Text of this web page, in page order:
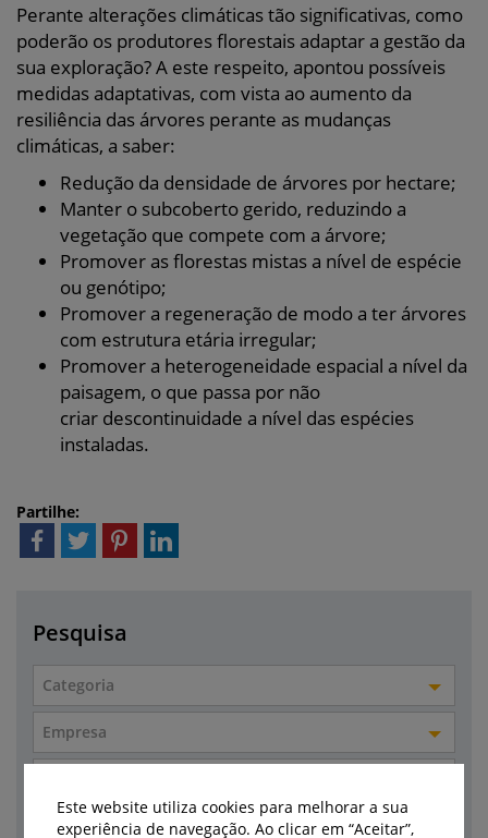
Perante alterações climáticas tão significativas, como
poderão os produtores florestais adaptar a gestão da
sua exploração? A este respeito, apontou possíveis
medidas adaptativas, com vista ao aumento da
resiliência das árvores perante as mudanças
climáticas, a saber:
Redução da densidade de árvores por hectare;
Manter o subcoberto gerido, reduzindo a
vegetação que compete com a árvore;
Promover as florestas mistas a nível de espécie
ou genótipo;
Promover a regeneração de modo a ter árvores
com estrutura etária irregular;
Promover a heterogeneidade espacial a nível da
paisagem, o que passa por não
criar descontinuidade a nível das espécies
instaladas.
Partilhe:
Pesquisa
Categoria
Empresa
Autor
Este website utiliza cookies para melhorar a sua
experiência de navegação. Ao clicar em “Aceitar”,